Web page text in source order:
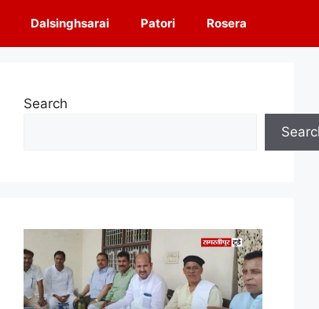
Dalsinghsarai Patori Rosera
Search